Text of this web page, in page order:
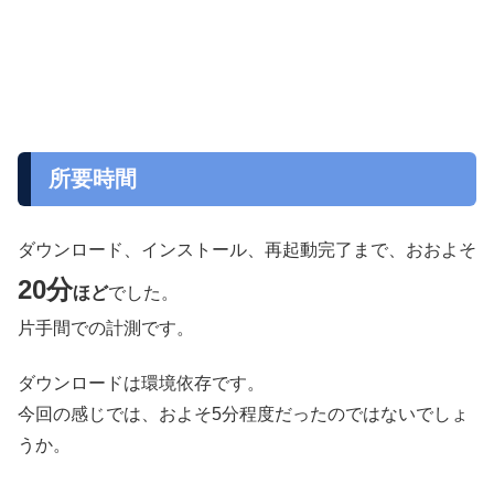
所要時間
ダウンロード、インストール、再起動完了まで、おおよそ
20分ほどでした。
片手間での計測です。
ダウンロードは環境依存です。
今回の感じでは、およそ5分程度だったのではないでしょ
うか。